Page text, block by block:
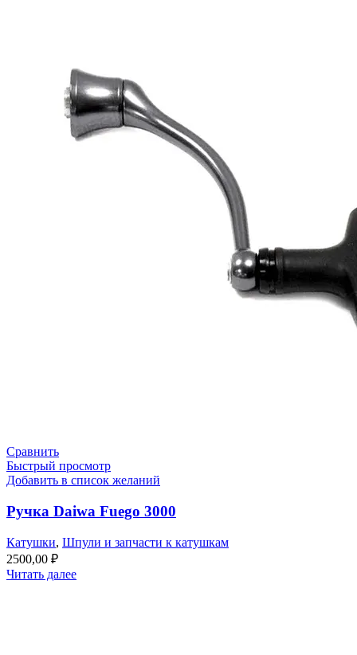
Сравнить
Быстрый просмотр
Добавить в список желаний
Ручка Daiwa Fuego 3000
Катушки, Шпули и запчасти к катушкам
2500,00 ₽
Читать далее